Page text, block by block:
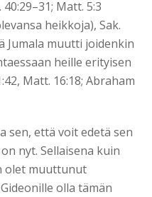
40:29–31; Matt. 5:3
heikkoja), Sak.
Jumala muutti joidenkin
heille erityisen
Matt. 16:18; Abraham
sen, että voit edetä sen
nyt. Sellaisena kuin
olet muuttunut
olla tämän